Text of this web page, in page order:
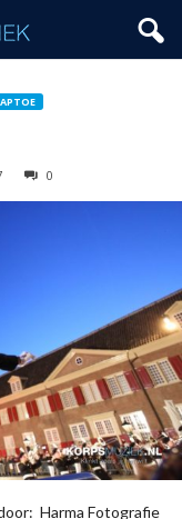
0
Harma Fotografie